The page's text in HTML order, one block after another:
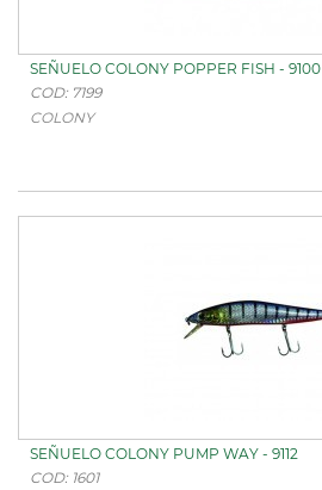
SEÑUELO COLONY POPPER FISH - 9100
COD: 7199
COLONY
SEÑUELO COLONY PUMP WAY - 9112
COD: 1601